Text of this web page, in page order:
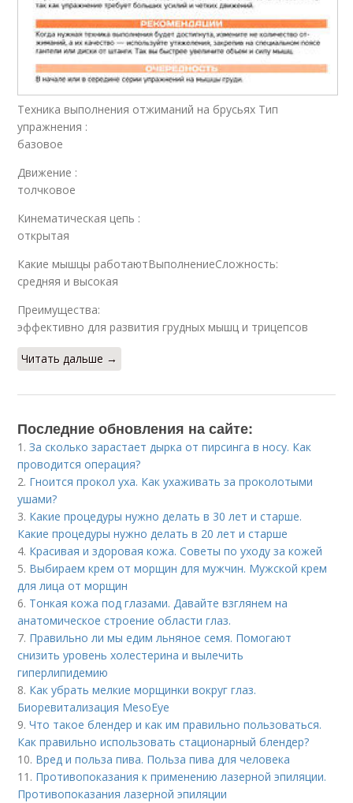
Техника выполнения отжиманий на брусьях Тип
упражнения :
базовое
Движение :
толчковое
Кинематическая цепь :
открытая
Какие мышцы работаютВыполнениеСложность:
средняя и высокая
Преимущества:
эффективно для развития грудных мышц и трицепсов
Читать дальше →
Последние обновления на сайте:
1.За сколько зарастает дырка от пирсинга в носу. Как
проводится операция?
2. Гноится прокол уха. Как ухаживать за проколотыми
ушами?
3. Какие процедуры нужно делать в 30 лет и старше.
Какие процедуры нужно делать в 20 лет и старше
4. Красивая и здоровая кожа. Советы по уходу за кожей
5. Выбираем крем от морщин для мужчин. Мужской крем
для лица от морщин
6. Тонкая кожа под глазами. Давайте взглянем на
анатомическое строение области глаз.
7. Правильно ли мы едим льняное семя. Помогают
снизить уровень холестерина и вылечить
гиперлипидемию
8. Как убрать мелкие морщинки вокруг глаз.
Биоревитализация MesoEye
9.Что такое блендер и как им правильно пользоваться.
Как правильно использовать стационарный блендер?
10. Вред и польза пива. Польза пива для человека
11. Противопоказания к применению лазерной эпиляции.
Противопоказания лазерной эпиляции